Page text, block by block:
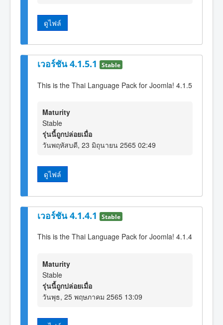
ดูไฟล์
เวอร์ชัน 4.1.5.1 Stable
This is the Thai Language Pack for Joomla! 4.1.5
Maturity
Stable
รุ่นนี้ถูกปล่อยเมื่อ
วันพฤหัสบดี, 23 มิถุนายน 2565 02:49
ดูไฟล์
เวอร์ชัน 4.1.4.1 Stable
This is the Thai Language Pack for Joomla! 4.1.4
Maturity
Stable
รุ่นนี้ถูกปล่อยเมื่อ
วันพุธ, 25 พฤษภาคม 2565 13:09